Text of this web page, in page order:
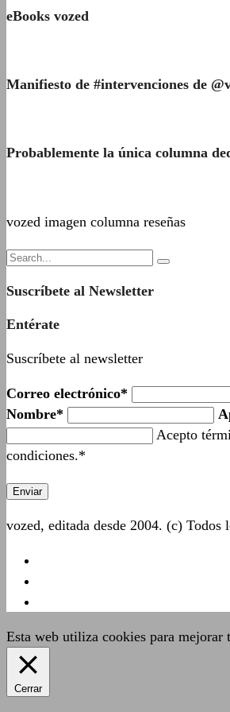
eBooks vozed
Manifiesto de #intervenciones de
Probablemente la única columna
vozed imagen columna reseñas
Suscríbete al Newsletter
Entérate
Suscríbete al newsletter
Correo electrónico*
Nombre*
Acepto
condiciones.*
vozed, editada desde 2004. (c) Todos
Esta web utiliza cookies para mejorar
Cerrar